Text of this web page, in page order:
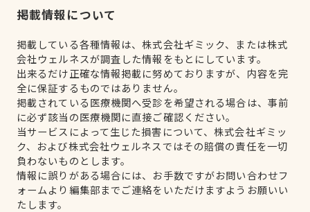
掲載情報について
掲載している各種情報は、株式会社ギミック、または株式
会社ウェルネスが調査した情報をもとにしています。
出来るだけ正確な情報掲載に努めておりますが、内容を完
全に保証するものではありません。
掲載されている医療機関へ受診を希望される場合は、事前
に必ず該当の医療機関に直接ご確認ください。
当サービスによって生じた損害について、株式会社ギミッ
ク、および株式会社ウェルネスではその賠償の責任を一切
負わないものとします。
情報に誤りがある場合には、お手数ですがお問い合わせフ
ォームより編集部までご連絡をいただけますようお願いい
たします。